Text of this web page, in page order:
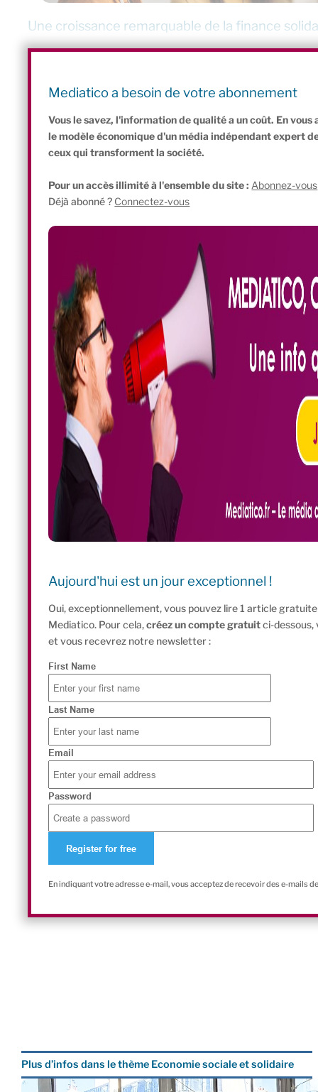
Une croissance remarquable de la finance
En 2022, les Français ont épargné 26,3 milliards d’euros via
d’épargne solidaire, ont aussi connu une progression
Mediatico a besoin de votre abonnement
Vous le savez, l'information de qualité a un coût. En
le modèle économique d'un média indépendant expert
ceux qui transforment la société.
Pour un accès illimité à l'ensemble du site : Abonnez-vous
Déjà abonné ? Connectez-vous
Aujourd'hui est un jour exceptionnel !
Oui, exceptionnellement, vous pouvez lire 1 article
Mediatico. Pour cela,créez un compte gratuitci-dessous,
et vous recevrez notre newsletter :
First Name
Last Name
Email
Password
En indiquant votre adresse e-mail, vous acceptez de recevoir des e-mails
Plus d’infos dans le thème Economie sociale et solidaire